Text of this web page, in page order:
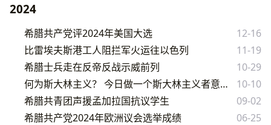
2024
希腊共产党评2024年美国大选
12-16
比雷埃夫斯港工人阻拦军火运往以色列
11-19
希腊士兵走在反帝反战示威前列
10-29
何为斯大林主义？ 今日做一个斯大林主义者意味着什么？
10-10
希腊共青团声援孟加拉国抗议学生
09-02
希腊共产党2024年欧洲议会选举成绩
06-25